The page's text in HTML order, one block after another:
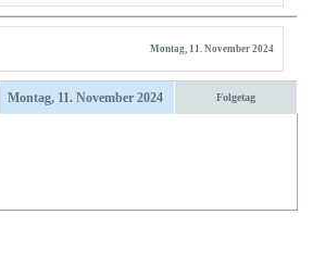
Montag, 11. November 2024
Montag, 11. November 2024 Folgetag